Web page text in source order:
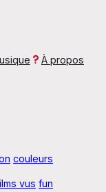
À propos
couleurs
vus fun